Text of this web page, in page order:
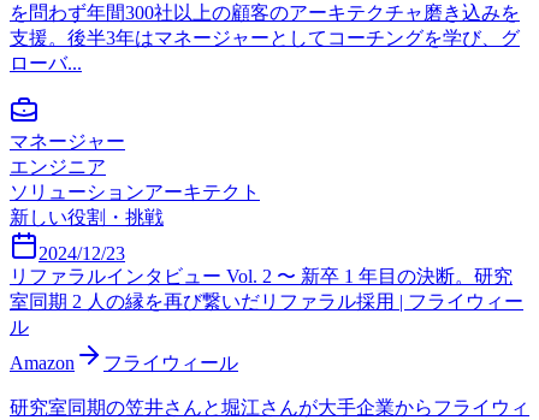
を問わず年間300社以上の顧客のアーキテクチャ磨き込みを
支援。後半3年はマネージャーとしてコーチングを学び、グ
ローバ...
マネージャー
エンジニア
ソリューションアーキテクト
新しい役割・挑戦
2024/12/23
リファラルインタビュー Vol. 2 〜 新卒 1 年目の決断。研究
室同期 2 人の縁を再び繋いだリファラル採用 | フライウィー
ル
Amazon
フライウィール
研究室同期の笠井さんと堀江さんが大手企業からフライウィ